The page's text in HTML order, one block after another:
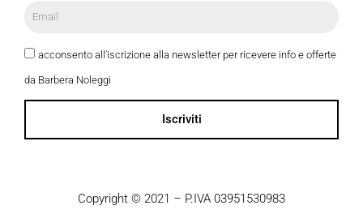
acconsento all'iscrizione alla newsletter per ricevere info e offerte
da Barbera Noleggi
Iscriviti
Copyright © 2021 – P.IVA 03951530983